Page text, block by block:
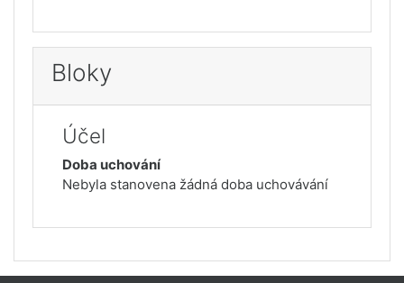
Bloky
Účel
Doba uchování
Nebyla stanovena žádná doba uchovávání